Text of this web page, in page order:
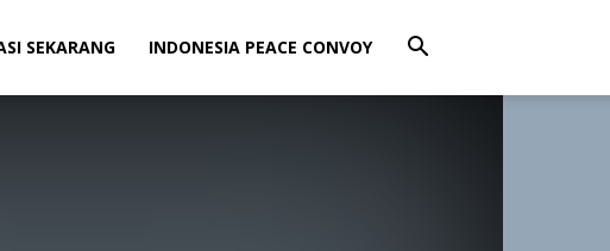
SEKARANG INDONESIA PEACE CONVOY